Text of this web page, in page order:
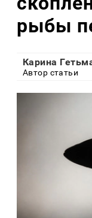
рыбы
Карина
Автор статьи